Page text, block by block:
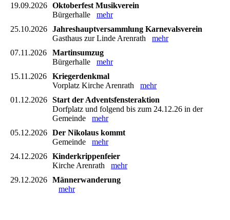
19.09.2026 Oktoberfest Musikverein
Bürgerhalle mehr
25.10.2026 Jahreshauptversammlung Karnevalsverein
Gasthaus zur Linde Arenrath mehr
07.11.2026
Martinsumzug
Bürgerhalle mehr
15.11.2026
Kriegerdenkmal
Vorplatz Kirche Arenrath mehr
01.12.2026 Start der Adventsfensteraktion
Dorfplatz und folgend bis zum 24.12.26 in der
Gemeinde mehr
05.12.2026 Der Nikolaus kommt
Gemeinde mehr
24.12.2026 Kinderkrippenfeier
Kirche Arenrath mehr
29.12.2026 Männerwanderung
mehr